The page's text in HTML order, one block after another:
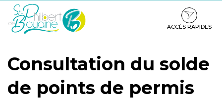
Aller
Aller
contenu
Aller
pied
ACCÈS RAPIDES
Consultation du solde
de points de permis